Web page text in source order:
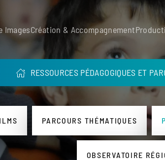
ImagesCréation & Accompagnement
RESSOURCES PÉDAGOGIQUES ET
PARCOURS THÉMATIQUES
OBSERVATOIRE